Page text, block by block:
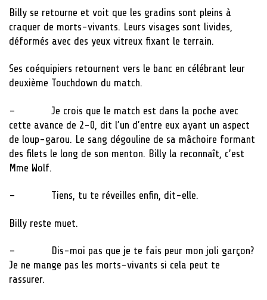
Billy se retourne et voit que les gradins sont pleins à
craquer de morts-vivants. Leurs visages sont livides,
déformés avec des yeux vitreux fixant le terrain.
Ses coéquipiers retournent vers le banc en célébrant leur
deuxième Touchdown du match.
– Je crois que le match est dans la poche avec
cette avance de 2-0, dit l’un d’entre eux ayant un aspect
de loup-garou. Le sang dégouline de sa mâchoire formant
des filets le long de son menton. Billy la reconnaît, c’est
Mme Wolf.
– Tiens, tu te réveilles enfin, dit-elle.
Billy reste muet.
– Dis-moi pas que je te fais peur mon joli garçon?
Je ne mange pas les morts-vivants si cela peut te
rassurer.